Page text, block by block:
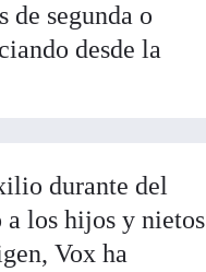
de segunda o
desde la
durante del
a los hijos y nietos
Vox ha